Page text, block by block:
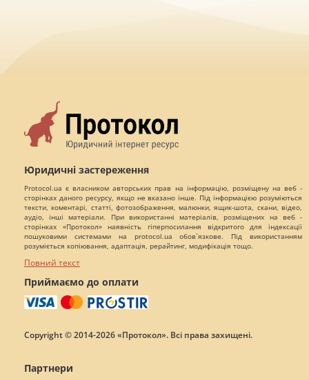
Юридичні застереження
Protocol.ua є власником авторських прав на інформацію, розміщену на веб -
сторінках даного ресурсу, якщо не вказано інше. Під інформацією розуміються
тексти, коментарі, статті, фотозображення, малюнки, ящик-шота, скани, відео,
аудіо, інші матеріали. При використанні матеріалів, розміщених на веб -
сторінках «Протокол» наявність гіперпосилання відкритого для індексації
пошуковими системами на protocol.ua обов`язкове. Під використанням
розуміється копіювання, адаптація, рерайтинг, модифікація тощо.
Повний текст
Приймаємо до оплати
Copyright © 2014-2026 «Протокол». Всі права захищені.
Партнери